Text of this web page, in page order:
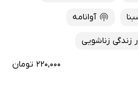
پرفروش‌ها
پربحث‌ها
آوانامه
زندگی زناشویی
۲۲۰,۰۰۰ تومان